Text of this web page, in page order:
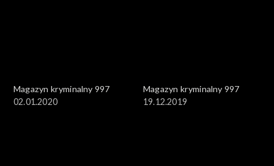
Magazyn kryminalny 997
02.01.2020
Magazyn kryminalny 997
19.12.2019